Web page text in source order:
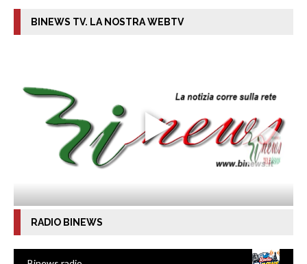
BINEWS TV. LA NOSTRA WEBTV
RADIO BINEWS